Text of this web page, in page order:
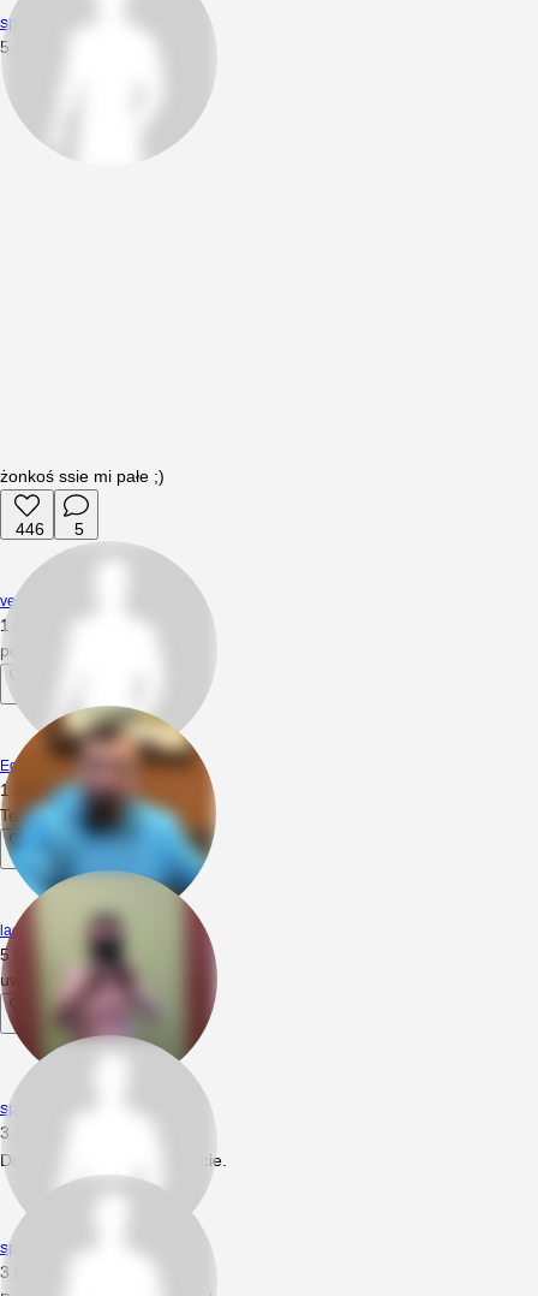
spuszczalski
5.06.2018
żonkoś ssie mi pałe ;)
446 5
vegeta1980
1.01.2023
possałbym 😉
Egelrod
1.08.2021 16:37
Też bym possał
lachociagchetny
5.06.2018
uwielbiam ssać
spuszczalski
3.06.2018
Dodał nowe prywatne zdjęcie.
spuszczalski
3.06.2018